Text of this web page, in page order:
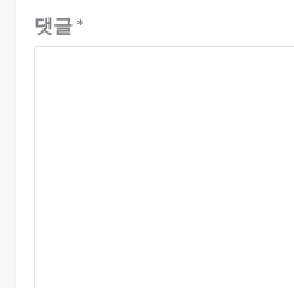
댓글 *